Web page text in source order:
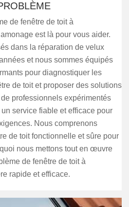
de fenêtre de toit à
est là pour vous aider.
dans la réparation de velux
et nous sommes équipés
pour diagnostiquer les
de toit et proposer des solutions
professionnels expérimentés
service fiable et efficace pour
Nous comprenons
de toit fonctionnelle et sûre pour
nous mettons tout en œuvre
de fenêtre de toit à
rapide et efficace.